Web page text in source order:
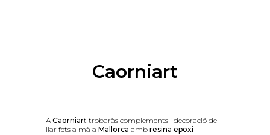
Caorniart
ACaorniart trobaràs complements i decoració de
llar fets a mà aMallorca ambresina epoxi